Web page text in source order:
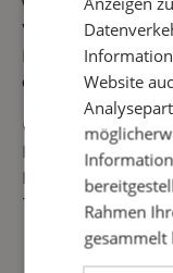
Verarbeitung vor,
Einhaltung der
eingesetzt.
(3) Zur
Dritter auf Ihre
Finanzdaten,
Technik
Website
Rahmen
gesammelt